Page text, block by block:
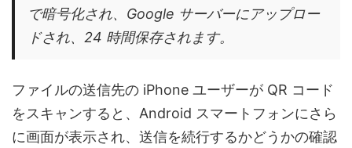
で暗号化され、Google サーバーにアップロー
ドされ、24 時間保存されます。
ファイルの送信先の iPhone ユーザーが QR コード
をスキャンすると、Android スマートフォンにさら
に画面が表示され、送信を続行するかどうかの確認